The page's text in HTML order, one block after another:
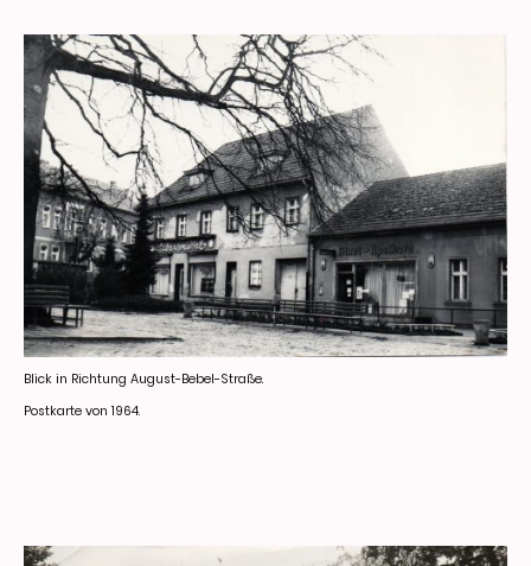
Blick in Richtung August-Bebel-Straße.
Postkarte von 1964.